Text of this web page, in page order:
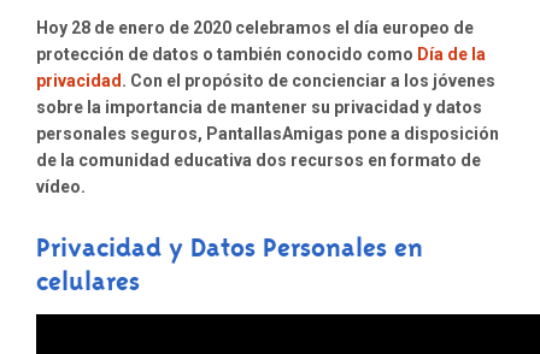
PRIVACIDAD
RECURSOS
EN
Hoy 28 de enero de 2020 celebramos el día europeo de
protección de datos o también conocido como Día de la
privacidad . Con el propósito de concienciar a los jóvenes
sobre la importancia de mantener su privacidad y datos
personales seguros, PantallasAmigas pone a disposición
de la comunidad educativa dos recursos en formato de
vídeo.
Privacidad y Datos Personales en
celulares